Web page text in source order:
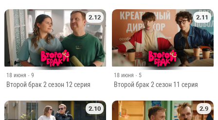
2.12
18 июня · 9
Второй брак 2 сезон 12 серия
2.11
18 июня · 5
Второй брак 2 сезон 11 серия
2.10 2.9